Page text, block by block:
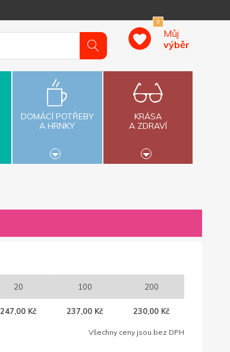
0
Můj
výběr
DOMÁCÍ POTŘEBY
A HRNKY
KRÁSA
A ZDRAVÍ
20 100 200
247,00 Kč 237,00 Kč 230,00 Kč
Všechny ceny jsou bez DPH